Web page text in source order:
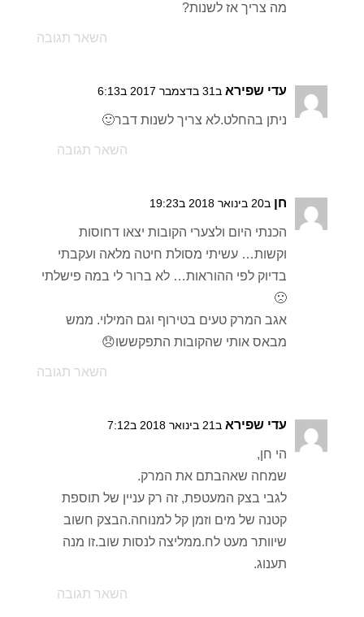
מה צריך אז לשנות?
השאר תגובה
עדי שפירא ב31 בדצמבר 2017 ב6:13
ניתן בהחלט.לא צריך לשנות דבר🙂
השאר תגובה
חן ב20 בינואר 2018 ב19:23
הכנתי היום ולצערי הקובות יצאו דחוסות
וקשות… עשיתי מסולת חיטה מלאה ועקבתי
בדיוק לפי ההוראות… לא ברור לי במה פישלתי
🙁
אגב המרק טעים בטירוף וגם המילוי. ממש
מבאס אותי שהקובות התפקששו😞
השאר תגובה
עדי שפירא ב21 בינואר 2018 ב7:12
הי חן,
שמחה שאהבתם את המרק.
לגבי בצק המעטפת, זה רק עניין של תוספת
קטנה של מים וזמן קל למנוחה.הבצק חשוב
שיוותר מעט לח.ממליצה לנסות שוב.זו מנה
תענוג.
השאר תגובה